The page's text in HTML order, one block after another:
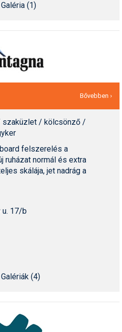
Galéria (1)
Bővebben ›
szaküzlet / kölcsönző /
felszerelés a
ruházat normál és extra
skálája, jet nadrág a
u. 17/b
Galériák (4)